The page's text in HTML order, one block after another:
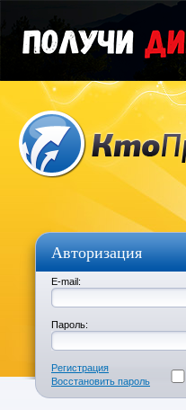
Авторизация
E-mail:
Пароль:
Регистрация
Восстановить пароль